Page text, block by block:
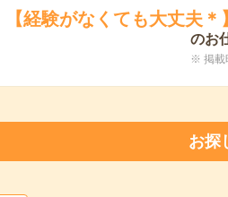
【経験がなくても大丈夫
のお
※ 掲載
お探